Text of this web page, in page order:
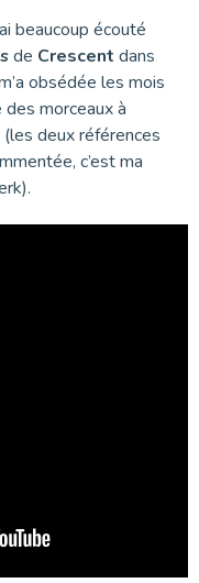
beaucoup écouté
de Crescent dans
obsédée les mois
morceaux à
deux références
c’est ma